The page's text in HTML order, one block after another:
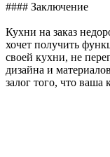
#### Заключение
Кухни на заказ
хочет получить
своей кухни, не
дизайна и
залог того, что ваша